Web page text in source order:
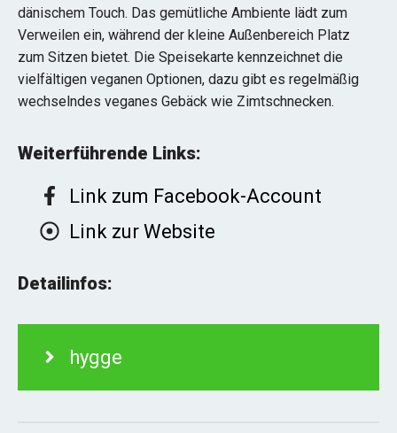
dänischem Touch. Das gemütliche Ambiente lädt zum
Verweilen ein, während der kleine Außenbereich Platz
zum Sitzen bietet. Die Speisekarte kennzeichnet die
vielfältigen veganen Optionen, dazu gibt es regelmäßig
wechselndes veganes Gebäck wie Zimtschnecken.
Weiterführende Links:
Link zum Facebook-Account
Link zur Website
Detailinfos:
hygge